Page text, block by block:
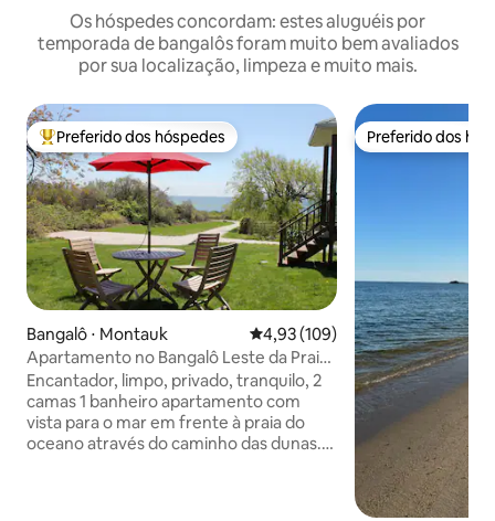
Os hóspedes concordam: estes aluguéis por
temporada de bangalôs foram muito bem avaliados
por sua localização, limpeza e muito mais.
Entre os melhores preferidos dos hóspedes
Preferido dos hóspedes
Bangalô ⋅ Montauk 4,93 de uma avaliação média de
4,93 (109)
Apartamento no Bangalô Leste da Praia
de Montauk
Encantador, limpo, privado, tranquilo, 2
camas 1 banheiro apartamento com
vista para o mar em frente à praia do
oceano através do caminho das dunas.
Preferido dos
Preferido dos